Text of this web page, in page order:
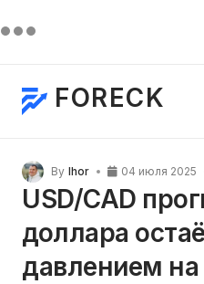
FORECK
By Ihor 04 июля 2025
USD/CAD
доллара
давлением на